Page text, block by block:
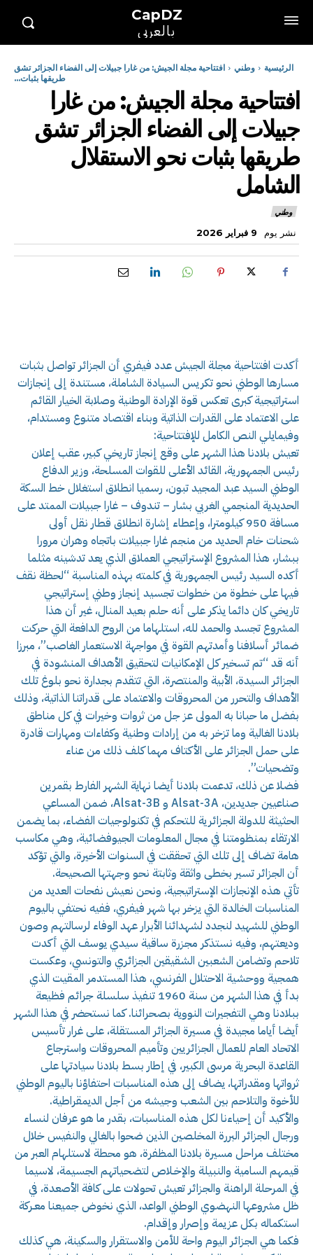
CapDZ
بالعربي
الرئيسية وطني
افتتاحية مجلة الجيش: من غارا جبيلات إلى الفضاء الجزائر تشق
طريقها بثبات...
افتتاحية مجلة الجيش: من غارا
جبيلات إلى الفضاء الجزائر تشق
طريقها بثبات نحو الاستقلال
الشامل
وطني
نشر يوم 9 فبراير 2026
أكدت افتتاحية مجلة الجيش عدد فيفري أن الجزائر تواصل بثبات
مسارها الوطني نحو تكريس السيادة الشاملة، مستندة إلى إنجازات
استراتيجية كبرى تعكس قوة الإرادة الوطنية وصلابة الخيار القائم
على الاعتماد على القدرات الذاتية وبناء اقتصاد متنوع ومستدام،
وفيمايلي النص الكامل للإفتتاحية:
تعيش بلادنا هذا الشهر على وقع إنجاز تاريخي كبير، عقب إعلان
رئيس الجمهورية، القائد الأعلى للقوات المسلحة، وزير الدفاع
الوطني السيد عبد المجيد تبون، رسميا انطلاق استغلال خط السكة
الحديدية المنجمي الغربي بشار – تندوف – غارا جبيلات الممتد على
مسافة 950 كيلومترا، وإعطاء إشارة انطلاق قطار نقل أولى
شحنات خام الحديد من منجم غارا جبيلات باتجاه وهران مرورا
ببشار، هذا المشروع الإستراتيجي العملاق الذي يعد تدشينه مثلما
أكده السيد رئيس الجمهورية في كلمته بهذه المناسبة “لحظة نقف
فيها على خطوة من خطوات تجسيد إنجاز وطني إستراتيجي
تاريخي كان دائما يذكر على أنه حلم بعيد المنال، غير أن هذا
المشروع تجسد والحمد لله، استلهاما من الروح الدافعة التي حركت
ضمائر أسلافنا وأمدتهم القوة في مواجهة الاستعمار الغاصب”، مبرزا
أنه قد “تم تسخير كل الإمكانيات لتحقيق الأهداف المنشودة في
الجزائر السيدة، الأبية والمنتصرة، التي تتقدم بجدارة نحو بلوغ تلك
الأهداف والتحرر من المحروقات والاعتماد على قدراتنا الذاتية، وذلك
بفضل ما حبانا به المولى عز جل من ثروات وخيرات في كل مناطق
بلادنا الغالية وما تزخر به من إرادات وطنية وكفاءات ومهارات قادرة
على حمل الجزائر على الأكتاف مهما كلف ذلك من عناء
وتضحيات”.
فضلا عن ذلك، تدعمت بلادنا أيضا نهاية الشهر الفارط بقمرين
صناعيين جديدين، Alsat-3A و Alsat-3B، ضمن المساعي
الحثيثة للدولة الجزائرية للتحكم في تكنولوجيات الفضاء، بما يضمن
الارتقاء بمنظومتنا في مجال المعلومات الجيوفضائية، وهي مكاسب
هامة تضاف إلى تلك التي تحققت في السنوات الأخيرة، والتي تؤكد
أن الجزائر تسير بخطى واثقة وثابتة نحو وجهتها الصحيحة.
تأتي هذه الإنجازات الإستراتيجية، ونحن نعيش نفحات العديد من
المناسبات الخالدة التي يزخر بها شهر فيفري، ففيه نحتفي باليوم
الوطني للشهيد لنجدد لشهدائنا الأبرار عهد الوفاء لرسالتهم وصون
وديعتهم، وفيه نستذكر مجزرة ساقية سيدي يوسف التي أكدت
تلاحم وتضامن الشعبين الشقيقين الجزائري والتونسي، وعكست
همجية ووحشية الاحتلال الفرنسي، هذا المستدمر المقيت الذي
بدأ في هذا الشهر من سنة 1960 تنفيذ سلسلة جرائم فظيعة
ببلادنا وهي التفجيرات النووية بصحرائنا. كما نستحضر في هذا الشهر
أيضا أياما مجيدة في مسيرة الجزائر المستقلة، على غرار تأسيس
الاتحاد العام للعمال الجزائريين وتأميم المحروقات واسترجاع
القاعدة البحرية مرسى الكبير، في إطار بسط بلادنا سيادتها على
ثرواتها ومقدراتها، يضاف إلى هذه المناسبات احتفاؤنا باليوم الوطني
للأخوة والتلاحم بين الشعب وجيشه من أجل الديمقراطية.
والأكيد أن إحياءنا لكل هذه المناسبات، بقدر ما هو عرفان لنساء
ورجال الجزائر البررة المخلصين الذين ضحوا بالغالي والنفيس خلال
مختلف مراحل مسيرة بلادنا المظفرة، هو محطة لاستلهام العبر من
قيمهم السامية والنبيلة والإخـلاص لتضحياتهم الجسيمة، لاسيما
في المرحلة الراهنة والجزائر تعيش تحولات على كافة الأصعدة، في
ظل مشروعها النهضوي الوطني الواعد، الذي نخوض جميعنا معـركة
استكماله بكل عزيمة وإصرار وإقدام.
فكما هي الجزائر اليوم واحة للأمن والاستقرار والسكينة، هي كذلك